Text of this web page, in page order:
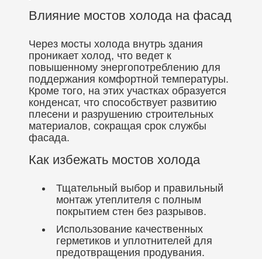
Влияние мостов холода на фасад
Через мосты холода внутрь здания
проникает холод, что ведет к
повышенному энергопотреблению для
поддержания комфортной температуры.
Кроме того, на этих участках образуется
конденсат, что способствует развитию
плесени и разрушению строительных
материалов, сокращая срок службы
фасада.
Как избежать мостов холода
Тщательный выбор и правильный
монтаж утеплителя с полным
покрытием стен без разрывов.
Использование качественных
герметиков и уплотнителей для
предотвращения продувания.